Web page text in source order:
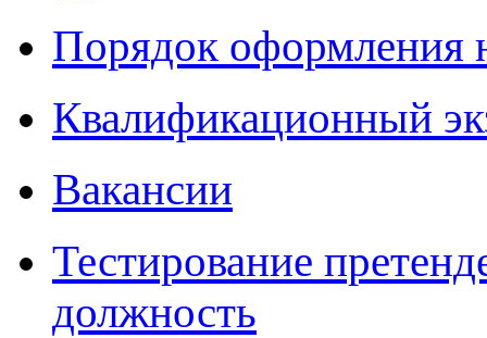
Порядок оформления
Квалификационный
Вакансии
Тестирование
должность